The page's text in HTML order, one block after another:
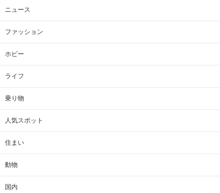
ニュース
ファッション
ホビー
ライフ
乗り物
人気スポット
住まい
動物
国内